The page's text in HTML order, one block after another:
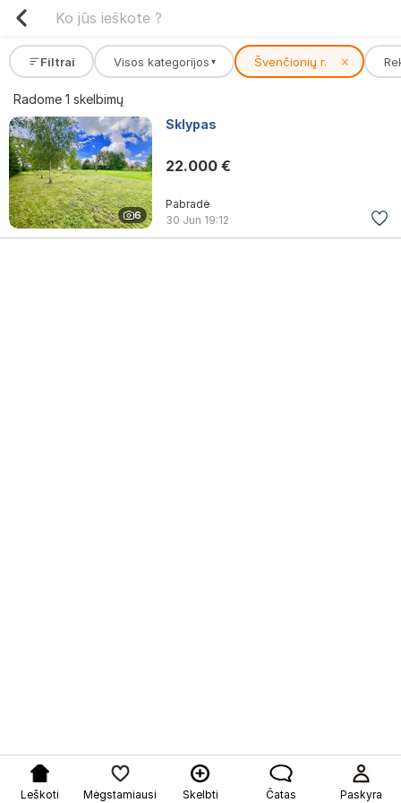
Filtrai Visos kategorijos ▾ Švenčionių r. ✕
Radome 1 skelbimų
6
Sklypas
22.000 €
Pabradė
30 Jun 19:12
Leškoti Mėgstamiausi Skelbti Čatas Paskyra